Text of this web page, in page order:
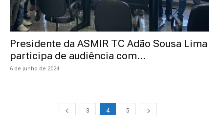
Presidente da ASMIR TC Adão Sousa Lima
participa de audiência com...
6 de junho de 2024
3 4 5